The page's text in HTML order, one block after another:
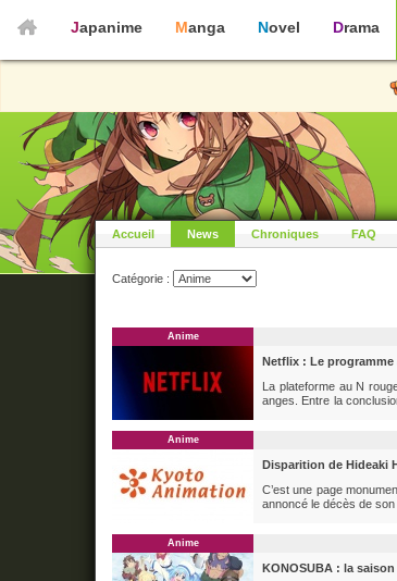
Japanime Manga Novel Drama
Accueil News Chroniques FAQ
Catégorie :
Anime
Netflix : Le programme
La plateforme au N
anges. Entre la
Anime
Disparition de Hideaki
C’est une page
annoncé le décès de
Anime
KONOSUBA : la